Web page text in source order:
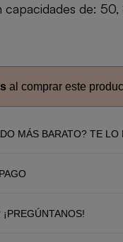
capacidades de:
al comprar este
MÁS BARATO? TE LO